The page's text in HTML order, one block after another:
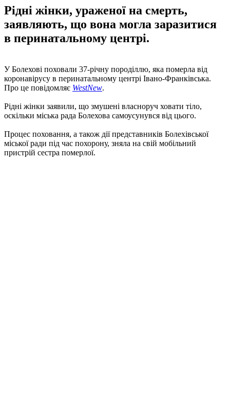
Рідні жінки, ураженої на смерть,
заявляють, що вона могла заразитися
в перинатальному центрі.
У Болехові поховали 37-річну породіллю, яка померла від
коронавірусу в перинатальному центрі Івано-Франківська.
Про це повідомляє WestNew.
Рідні жінки заявили, що змушені власноруч ховати тіло,
оскільки міська рада Болехова самоусунувся від цього.
Процес поховання, а також дії представників Болехівської
міської ради під час похорону, зняла на свій мобільний
пристрій сестра померлої.